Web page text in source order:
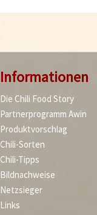
Informationen
Die Chili Food Story
Partnerprogramm Awin
Produktvorschlag
Chili-Sorten
Chili-Tipps
Bildnachweise
Netzsieger
Links